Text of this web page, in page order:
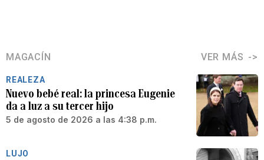
MAGACÍN VER MÁS
REALEZA
Nuevo bebé real: la princesa Eugenie
da a luz a su tercer hijo
5 de agosto de 2026 a las 4:38 p.m.
LUJO